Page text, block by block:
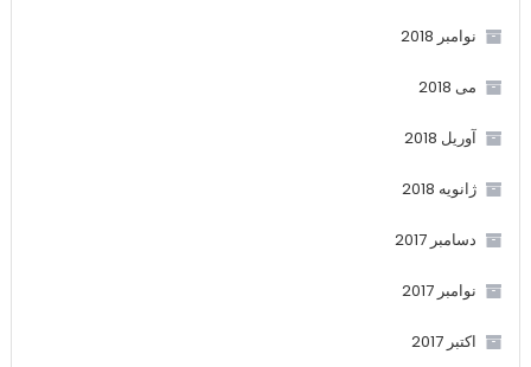
نوامبر 2018
می 2018
آوریل 2018
ژانویه 2018
دسامبر 2017
نوامبر 2017
اکتبر 2017